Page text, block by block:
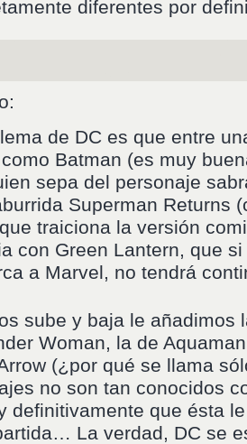
diferentes por
de DC es que entre
Batman (es muy
sepa del personaje
Superman Returns
traiciona la versión
con Green Lantern, que
a Marvel, no tendrá
sube y baja le añadimos
Woman, la de
(¿por qué se llama
no son tan conocidos
definitivamente que ésta
La verdad, DC se